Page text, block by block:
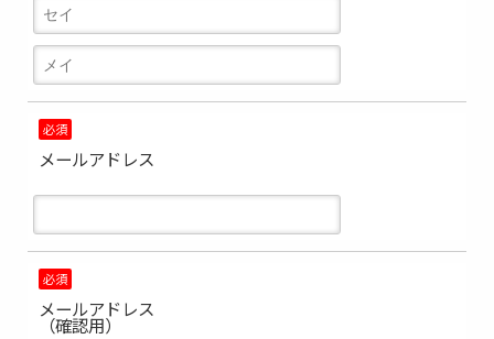
必須
メールアドレス
必須
メールアドレス
（確認用）